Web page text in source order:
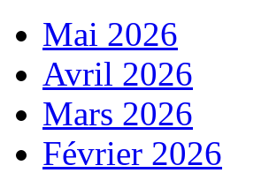
Mai 2026
Avril 2026
Mars 2026
Février 2026